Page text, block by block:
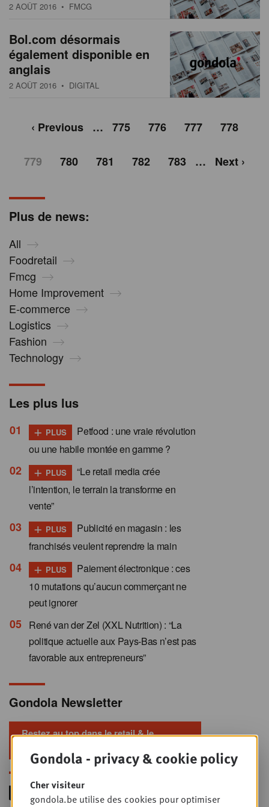
Plus de news:
All
Foodretail
Fmcg
Home Improvement
E-commerce
Logistics
Fashion
Technology
2 AOÛT 2016 • FMCG
Bol.com désormais
également disponible en
anglais
2 AOÛT 2016 • DIGITAL
‹ Previous … 775 776 777 778
779 780 781 782 783 … Next ›
Les plus lus
+ PLUS
Petfood : une vraie révolution
ou une habile montée en gamme ?
+ PLUS
“Le retail media crée
l’intention, le terrain la transforme en
vente”
+ PLUS
Publicité en magasin : les
franchisés veulent reprendre la main
+ PLUS
Paiement électronique : ces
10 mutations qu’aucun commerçant ne
peut ignorer
René van der Zel (XXL Nutrition) : “La
politique actuelle aux Pays-Bas n’est pas
favorable aux entrepreneurs”
Gondola Newsletter
Restez au top dans le retail & le
Gondola - privacy & cookie policy
Cher visiteur
gondola.be utilise des cookies pour optimiser